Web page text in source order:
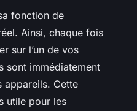
fonction de
Ainsi, chaque fois
sur l’un de vos
sont immédiatement
appareils. Cette
utile pour les